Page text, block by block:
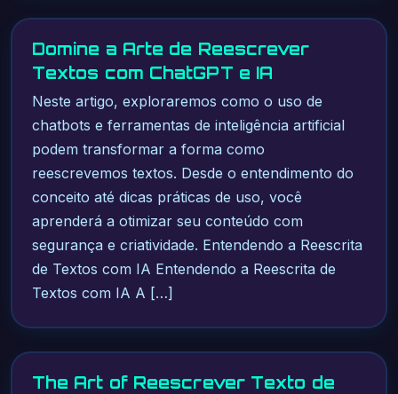
Domine a Arte de Reescrever
Textos com ChatGPT e IA
Neste artigo, exploraremos como o uso de
chatbots e ferramentas de inteligência artificial
podem transformar a forma como
reescrevemos textos. Desde o entendimento do
conceito até dicas práticas de uso, você
aprenderá a otimizar seu conteúdo com
segurança e criatividade. Entendendo a Reescrita
de Textos com IA Entendendo a Reescrita de
Textos com IA A […]
The Art of Reescrever Texto de